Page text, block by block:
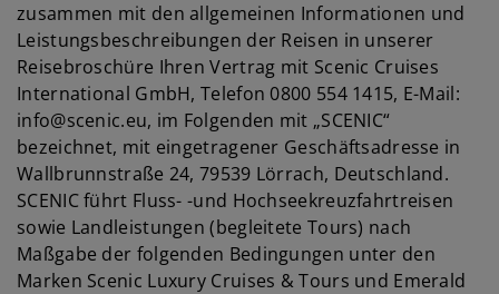
zusammen mit den allgemeinen Informationen und
Leistungsbeschreibungen der Reisen in unserer
Reisebroschüre Ihren Vertrag mit Scenic Cruises
International GmbH, Telefon 0800 554 1415, E-Mail:
info@scenic.eu, im Folgenden mit „SCENIC“
bezeichnet, mit eingetragener Geschäftsadresse in
Wallbrunnstraße 24, 79539 Lörrach, Deutschland.
SCENIC führt Fluss- -und Hochseekreuzfahrtreisen
sowie Landleistungen (begleitete Tours) nach
Maßgabe der folgenden Bedingungen unter den
Marken Scenic Luxury Cruises & Tours und Emerald